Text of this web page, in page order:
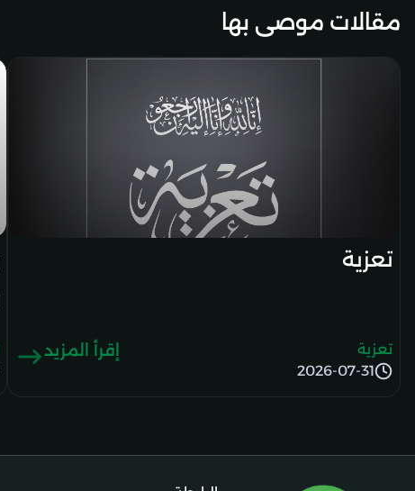
مقالات موصى بها
تعزية
2026-07-31
تعزية إقرأ المزيد